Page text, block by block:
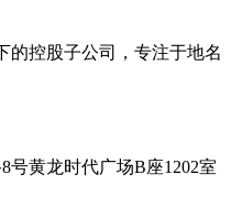
的控股子公司，专注于地名
号黄龙时代广场B座1202室